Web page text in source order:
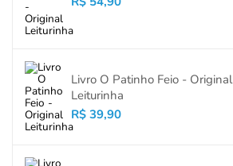
Livro O Patinho Feio - Original
Leiturinha
R$ 39,90